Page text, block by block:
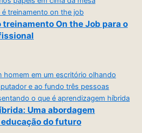
On the Job para o
Uma abordagem
do futuro